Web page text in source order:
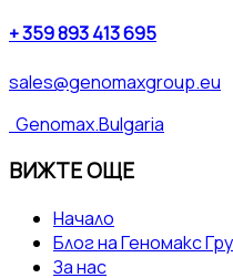
+ 359 893 413 695
sales@genomaxgroup.eu
Genomax.Bulgaria
ВИЖТЕ ОЩЕ
Начало
Блог на Геномакс
За нас